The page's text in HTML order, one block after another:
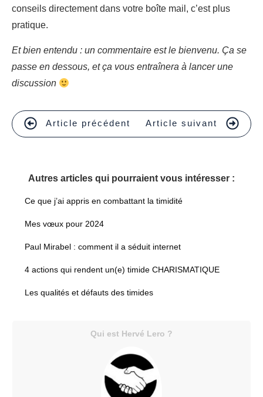
conseils directement dans votre boîte mail, c’est plus
pratique.
Et bien entendu : un commentaire est le bienvenu. Ça se
passe en dessous, et ça vous entraînera à lancer une
discussion
Article précédent Article suivant
Autres articles qui pourraient vous intéresser :
Ce que j’ai appris en combattant la timidité
Mes vœux pour 2024
Paul Mirabel : comment il a séduit internet
4 actions qui rendent un(e) timide CHARISMATIQUE
Les qualités et défauts des timides
Qui est Hervé Lero ?